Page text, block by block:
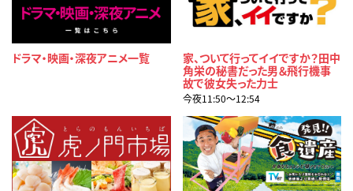
ドラマ・映画・深夜アニメ一覧
家、ついて行ってイイですか？田中
角栄の秘書だった男＆飛行機事
故で彼女失った力士
今夜11:50〜12:54